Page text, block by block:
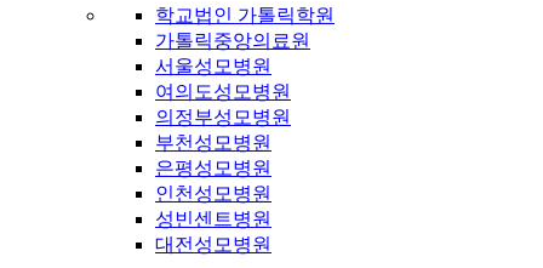
학교법인 가톨릭학원
가톨릭중앙의료원
서울성모병원
여의도성모병원
의정부성모병원
부천성모병원
은평성모병원
인천성모병원
성빈센트병원
대전성모병원